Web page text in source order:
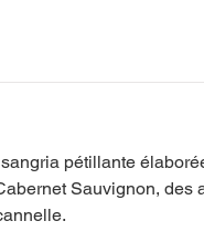
pétillante
Sauvignon, des